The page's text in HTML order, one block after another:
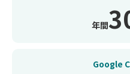
年間
Google